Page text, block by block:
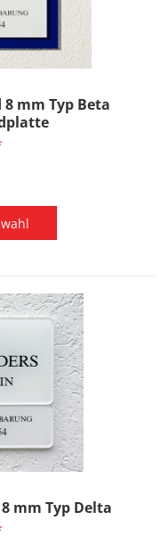
mm Typ Beta
mm Typ Delta